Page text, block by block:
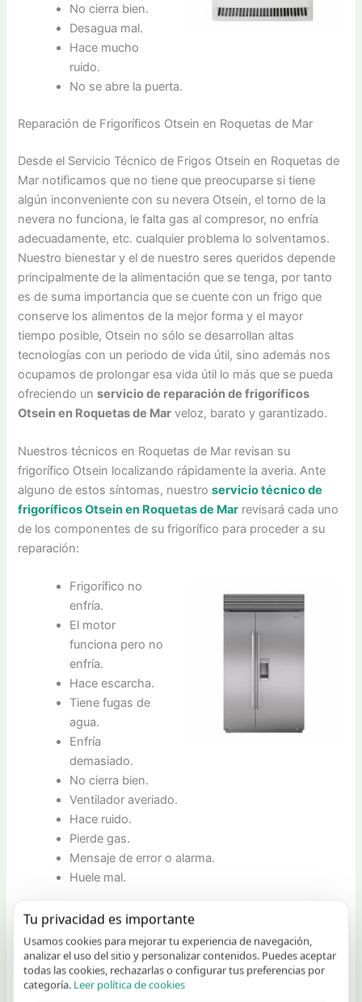
No cierra bien.
Desagua mal.
Hace mucho
ruido.
No se abre la puerta.
Reparación de Frigoríficos Otsein en Roquetas de Mar
Desde el Servicio Técnico de Frigos Otsein en Roquetas de
Mar notificamos que no tiene que preocuparse si tiene
algún inconveniente con su nevera Otsein, el torno de la
nevera no funciona, le falta gas al compresor, no enfría
adecuadamente, etc. cualquier problema lo solventamos.
Nuestro bienestar y el de nuestro seres queridos depende
principalmente de la alimentación que se tenga, por tanto
es de suma importancia que se cuente con un frigo que
conserve los alimentos de la mejor forma y el mayor
tiempo posible, Otsein no sólo se desarrollan altas
tecnologías con un periodo de vida útil, sino además nos
ocupamos de prolongar esa vida útil lo más que se pueda
ofreciendo unservicio de reparación de frigoríficos
Otsein en Roquetas de Mar veloz, barato y garantizado.
Nuestros técnicos en Roquetas de Mar revisan su
frigorífico Otsein localizando rápidamente la averia. Ante
alguno de estos síntomas, nuestroservicio técnico de
frigoríficos Otsein en Roquetas de Mar revisará cada uno
de los componentes de su frigorífico para proceder a su
reparación:
Frigorífico no
enfría.
El motor
funciona pero no
enfría.
Hace escarcha.
Tiene fugas de
agua.
Enfría
demasiado.
No cierra bien.
Ventilador averiado.
Hace ruido.
Pierde gas.
Mensaje de error o alarma.
Huele mal.
Reparación de Congeladores Otsein en Roquetas de Mar
Ponemos a su alcance un conjunto de profesionales con
una extensa y amplia experiencia profesional en
lainstalacion y reparación de congeladores Otsein en
Tu privacidad es importante
Usamos cookies para mejorar tu experiencia de navegación,
analizar el uso del sitio y personalizar contenidos. Puedes aceptar
todas las cookies, rechazarlas o configurar tus preferencias por
categoría. Leer política de cookies